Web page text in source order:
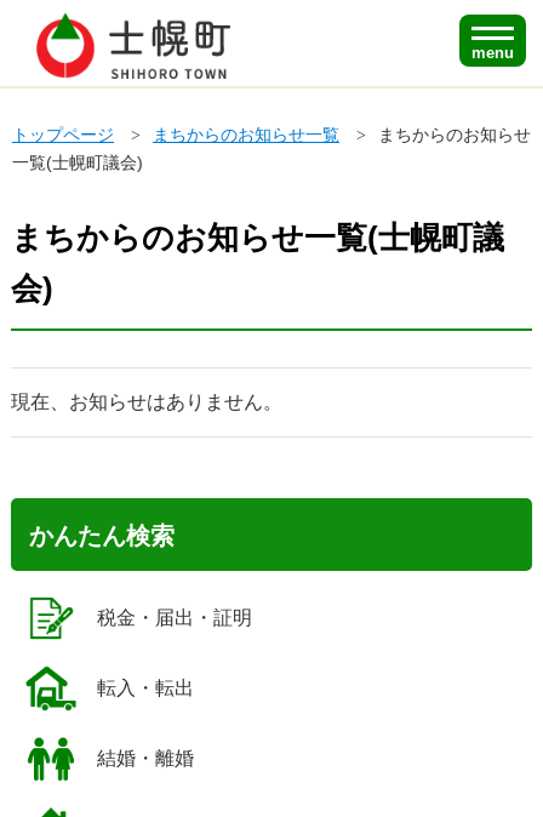
menu
トップページ まちからのお知らせ一覧
まちからのお知らせ
一覧(士幌町議会)
まちからのお知らせ一覧(士幌町議
会)
現在、お知らせはありません。
かんたん検索
税金・届出・証明
転入・転出
結婚・離婚